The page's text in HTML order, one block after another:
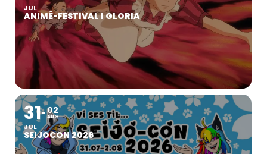
JUL
ANIMÉ-FESTIVAL I GLORIA
31
JUL
02
AUG
SEIJOCON 2026